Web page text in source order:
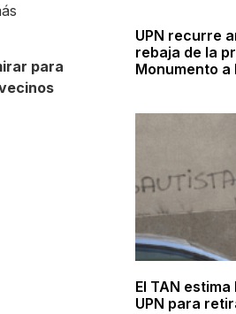
para
UPN recurre
rebaja de la
Monumento a
El TAN
UPN para